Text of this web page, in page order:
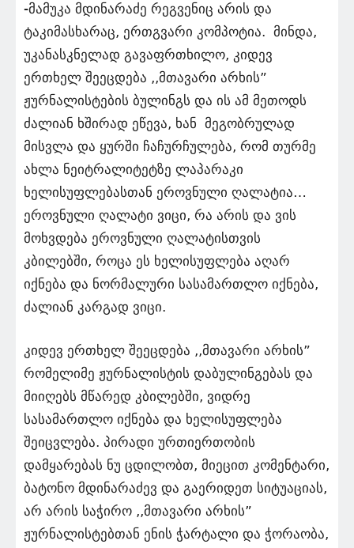
-მამუკა მდინარაძე რეგვენიც არის და
ტაკიმასხარაც, ერთგვარი კომპოტია. მინდა,
უკანასკნელად გავაფრთხილო, კიდევ
ერთხელ შეეცდება ,,მთავარი არხის”
ჟურნალისტების ბულინგს და ის ამ მეთოდს
ძალიან ხშირად ეწევა, ხან მეგობრულად
მისვლა და ყურში ჩაჩურჩულება, რომ თურმე
ახლა ნეიტრალიტეტზე ლაპარაკი
ხელისუფლებასთან ეროვნული ღალატია…
ეროვნული ღალატი ვიცი, რა არის და ვის
მოხვდება ეროვნული ღალატისთვის
კბილებში, როცა ეს ხელისუფლება აღარ
იქნება და ნორმალური სასამართლო იქნება,
ძალიან კარგად ვიცი.
კიდევ ერთხელ შეეცდება ,,მთავარი არხის”
რომელიმე ჟურნალისტის დაბულინგებას და
მიიღებს მწარედ კბილებში, ვიდრე
სასამართლო იქნება და ხელისუფლება
შეიცვლება. პირადი ურთიერთობის
დამყარებას ნუ ცდილობთ, მიეცით კომენტარი,
ბატონო მდინარაძევ და გაერიდეთ სიტუაციას,
არ არის საჭირო ,,მთავარი არხის”
ჟურნალისტებთან ენის ჭარტალი და ჭორაობა,